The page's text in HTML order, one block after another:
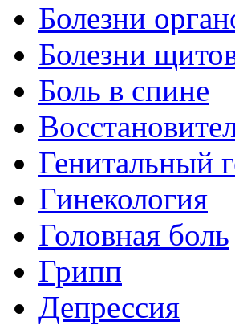
Болезни
Болезни
Боль в спине
Генитальный
Гинекология
Головная боль
Грипп
Депрессия